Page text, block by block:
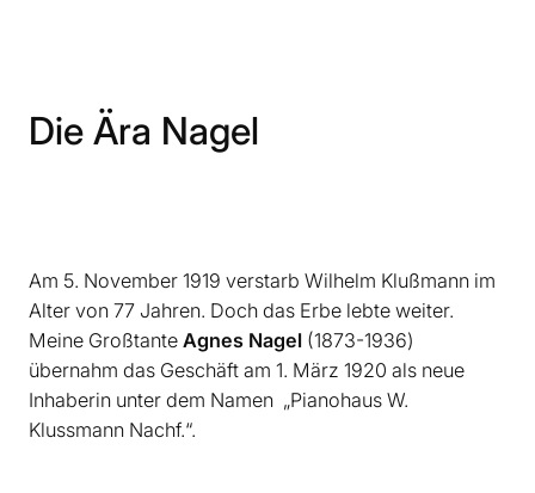
Die Ära Nagel
Am 5. November 1919 verstarb Wilhelm Klußmann im
Alter von 77 Jahren. Doch das Erbe lebte weiter.
Meine Großtante Agnes Nagel (1873-1936)
übernahm das Geschäft am 1. März 1920 als neue
Inhaberin unter dem­ Namen ­ „Pianohaus W.
Klussmann Nachf.“.